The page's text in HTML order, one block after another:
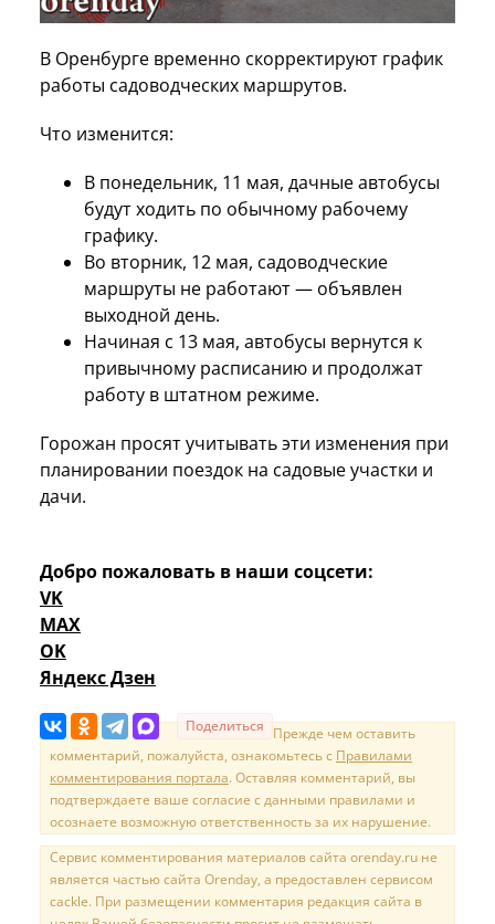
В Оренбурге временно скорректируют график
работы садоводческих маршрутов.
Что изменится:
В понедельник, 11 мая, дачные автобусы
будут ходить по обычному рабочему
графику.
Во вторник, 12 мая, садоводческие
маршруты не работают — объявлен
выходной день.
Начиная с 13 мая, автобусы вернутся к
привычному расписанию и продолжат
работу в штатном режиме.
Горожан просят учитывать эти изменения при
планировании поездок на садовые участки и
дачи.
Добро пожаловать в наши соцсети:
VK
MAX
OK
Яндекс Дзен
Поделиться Прежде чем оставить
комментарий, пожалуйста, ознакомьтесь с Правилами
комментирования портала. Оставляя комментарий, вы
подтверждаете ваше согласие с данными правилами и
осознаете возможную ответственность за их нарушение.
Сервис комментирования материалов сайта orenday.ru не
является частью сайта Orenday, а предоставлен сервисом
cackle. При размещении комментария редакция сайта в